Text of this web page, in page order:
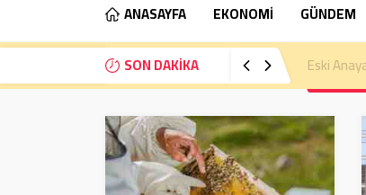
ANASAYFA EKONOMİ GÜNDEM
SON DAKİKA
Nejat